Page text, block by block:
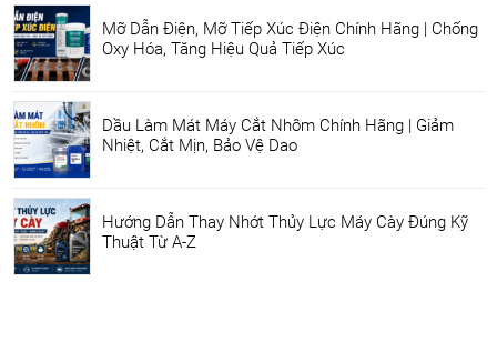
Mỡ Dẫn Điện, Mỡ Tiếp Xúc Điện Chính Hãng | Chống
Oxy Hóa, Tăng Hiệu Quả Tiếp Xúc
Dầu Làm Mát Máy Cắt Nhôm Chính Hãng | Giảm
Nhiệt, Cắt Mịn, Bảo Vệ Dao
Hướng Dẫn Thay Nhớt Thủy Lực Máy Cày Đúng Kỹ
Thuật Từ A-Z